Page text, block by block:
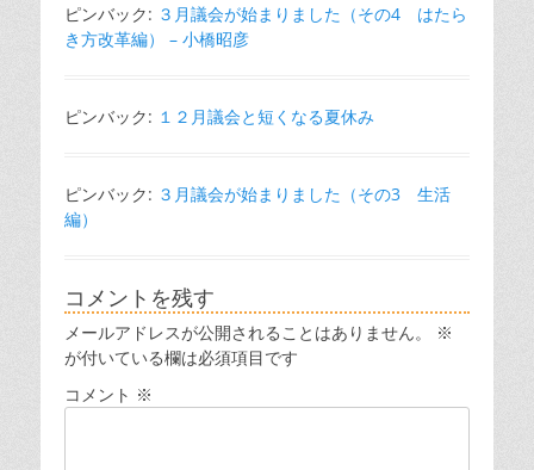
ピンバック: ３月議会が始まりました（その4 はたら
き方改革編） – 小橋昭彦
ピンバック: １２月議会と短くなる夏休み
ピンバック: ３月議会が始まりました（その3 生活
編）
コメントを残す
メールアドレスが公開されることはありません。
※
が付いている欄は必須項目です
コメント ※